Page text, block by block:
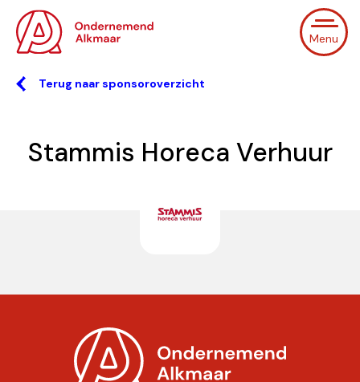
Menu
Terug naar sponsoroverzicht
Stammis Horeca Verhuur